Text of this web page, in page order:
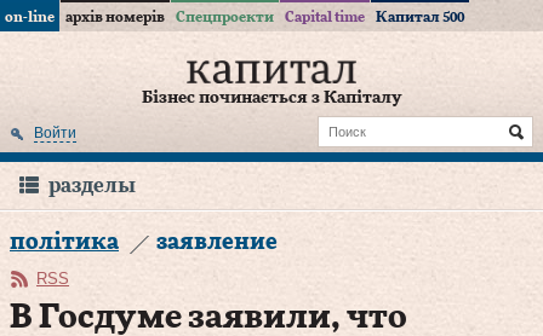
on-line архів номерів Спецпроекти Capital time Капитал 500
Бізнес починається з Капіталу
Войти
разделы
політика заявление
RSS
В Госдуме заявили, что